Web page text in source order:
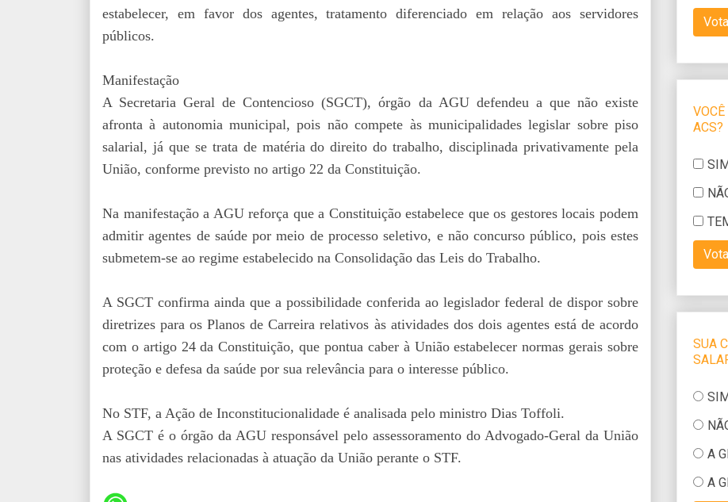
estabelecer, em favor dos agentes, tratamento diferenciado em relação aos servidores
públicos.
Manifestação
A Secretaria Geral de Contencioso (SGCT), órgão da AGU defendeu a que não existe
afronta à autonomia municipal, pois não compete às municipalidades legislar sobre piso
salarial, já que se trata de matéria do direito do trabalho, disciplinada privativamente pela
União, conforme previsto no artigo 22 da Constituição.
Na manifestação a AGU reforça que a Constituição estabelece que os gestores locais podem
admitir agentes de saúde por meio de processo seletivo, e não concurso público, pois estes
submetem-se ao regime estabelecido na Consolidação das Leis do Trabalho.
A SGCT confirma ainda que a possibilidade conferida ao legislador federal de dispor sobre
diretrizes para os Planos de Carreira relativos às atividades dos dois agentes está de acordo
com o artigo 24 da Constituição, que pontua caber à União estabelecer normas gerais sobre
proteção e defesa da saúde por sua relevância para o interesse público.
No STF, a Ação de Inconstitucionalidade é analisada pelo ministro Dias Toffoli.
A SGCT é o órgão da AGU responsável pelo assessoramento do Advogado-Geral da União
nas atividades relacionadas à atuação da União perante o STF.